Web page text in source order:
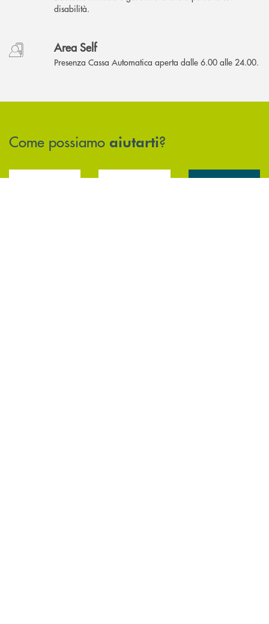
disabilità.
Area Self
Presenza Cassa Automatica aperta dalle 6.00 alle 24.00.
Come possiamo aiutarti?
Accedi all' elenco completo delle filiali .Hai bisogno di assistenza immediata?
Hai bisogno di